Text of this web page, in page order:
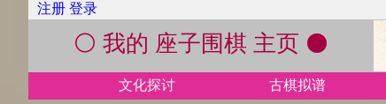
注册 登录
⚪ 我的 座子围棋 主页 ⚫
文化探讨 古棋拟谱